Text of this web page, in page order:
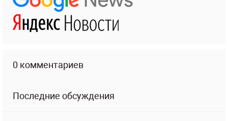
0 комментариев
Последние обсуждения